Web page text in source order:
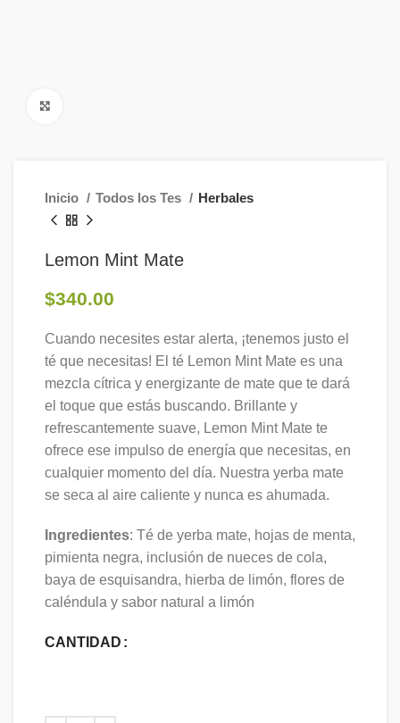
Inicio Todos los Tes Herbales
Lemon Mint Mate
$340.00
Cuando necesites estar alerta, ¡tenemos justo el
té que necesitas! El té Lemon Mint Mate es una
mezcla cítrica y energizante de mate que te dará
el toque que estás buscando. Brillante y
refrescantemente suave, Lemon Mint Mate te
ofrece ese impulso de energía que necesitas, en
cualquier momento del día. Nuestra yerba mate
se seca al aire caliente y nunca es ahumada.
Ingredientes: Té de yerba mate, hojas de menta,
pimienta negra, inclusión de nueces de cola,
baya de esquisandra, hierba de limón, flores de
caléndula y sabor natural a limón
CANTIDAD